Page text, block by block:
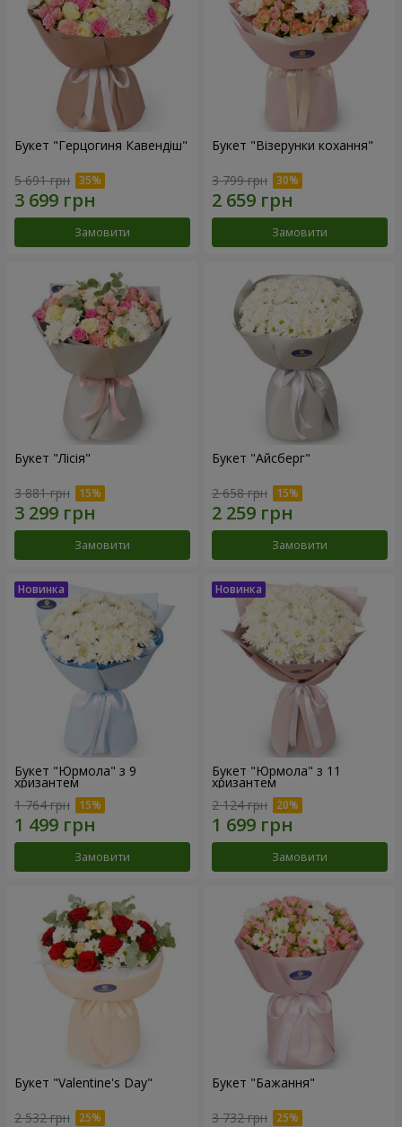
Букет "Герцогиня Кавендіш"
5 691 грн
Замовити
Букет "Візерунки кохання"
3 799 грн
Замовити
Букет "Лісія"
3 881 грн
Замовити
Букет "Айсберг"
2 658 грн
Замовити
Букет "Юрмола" з 9
хризантем
1 764 грн
Замовити
Букет "Юрмола" з 11
хризантем
2 124 грн
Замовити
Букет "Valentine's Day"
2 532 грн
Букет "Бажання"
3 732 грн